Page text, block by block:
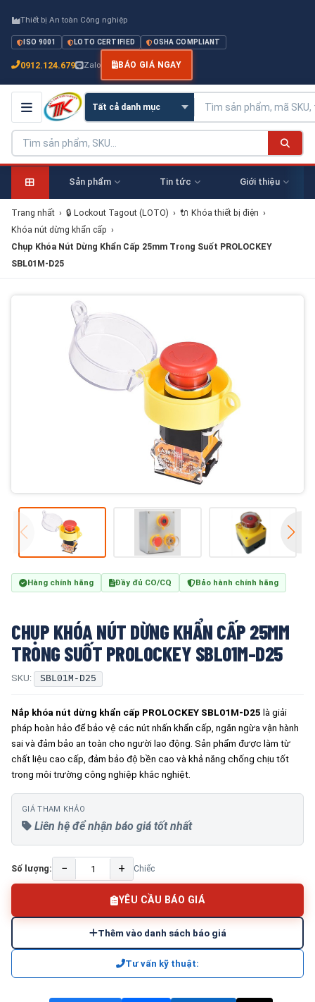
Thiết bị An toàn Công nghiệp
ISO 9001 LOTO CERTIFIED OSHA COMPLIANT
0912.124.679 Zalo BÁO GIÁ NGAY
Sản phẩm Tin tức Giới thiệu
Trang nhất › 🔒 Lockout Tagout (LOTO) › 🔌 Khóa thiết bị điện ›
Khóa nút dừng khẩn cấp ›
Chụp Khóa Nút Dừng Khẩn Cấp 25mm Trong Suốt PROLOCKEY
SBL01M-D25
Hàng chính hãng Đầy đủ CO/CQ Bảo hành chính hãng
CHỤP KHÓA NÚT DỪNG KHẨN CẤP 25MM
TRONG SUỐT PROLOCKEY SBL01M-D25
SKU: SBL01M-D25
Nắp khóa nút dừng khẩn cấp PROLOCKEY SBL01M-D25 là giải
pháp hoàn hảo để bảo vệ các nút nhấn khẩn cấp, ngăn ngừa vận hành
sai và đảm bảo an toàn cho người lao động. Sản phẩm được làm từ
chất liệu cao cấp, đảm bảo độ bền cao và khả năng chống chịu tốt
trong môi trường công nghiệp khắc nghiệt.
GIÁ THAM KHẢO
Liên hệ để nhận báo giá tốt nhất
Số lượng: − + Chiếc
YÊU CẦU BÁO GIÁ
Thêm vào danh sách báo giá
Tư vấn kỹ thuật: